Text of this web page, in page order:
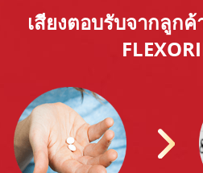
เสียงตอบรับจากลูก